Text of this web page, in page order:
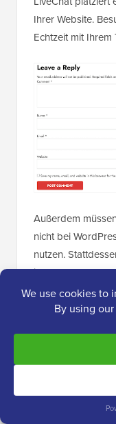
Ihrer Website.
Echtzeit mit Ihrem
Außerdem
nicht bei
nutzen.
ihrem Laptop
LiveChat ist
Leads schnell in
Pre-Sales-
LiveChat
denen Sie